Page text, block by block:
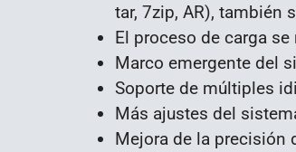
tar, 7zip, AR), también
El proceso de carga
Marco emergente del
Soporte de múltiples
Más ajustes del
Mejora de la precisión